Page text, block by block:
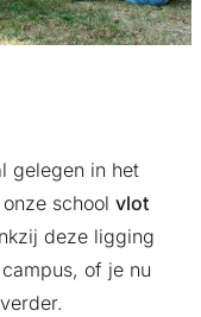
gelegen in het
school vlot
deze ligging
of je nu